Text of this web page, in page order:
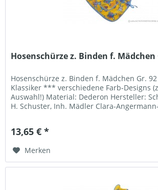
Hosenschürze z. Binden f. Mädchen
Hosenschürze z. Binden f. Mädchen Gr.
Klassiker *** verschiedene Farb-Designs
Auswahl!) Material: Dederon Hersteller:
H. Schuster, Inh. Mädler Clara-
13,65 € *
Merken